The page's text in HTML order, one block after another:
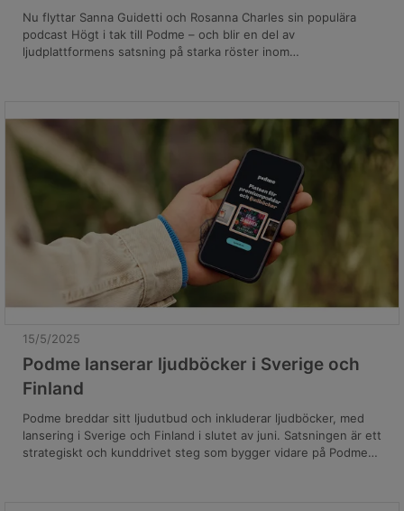
Nu flyttar Sanna Guidetti och Rosanna Charles sin populära
podcast Högt i tak till Podme – och blir en del av
ljudplattformens satsning på starka röster inom
starkt band till många trogna lyssnare.
15/5/2025
Podme lanserar ljudböcker i Sverige och
Finland
Podme breddar sitt ljudutbud och inkluderar ljudböcker, med
lansering i Sverige och Finland i slutet av juni. Satsningen är ett
strategiskt och kunddrivet steg som bygger vidare på Podmes